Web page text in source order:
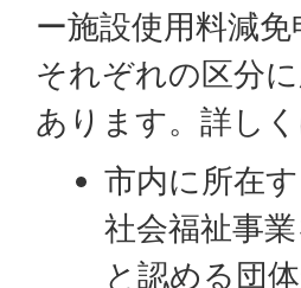
ー施設使用料減
それぞれの区分
あります。詳し
市内に所在
社会福祉事
と認める団